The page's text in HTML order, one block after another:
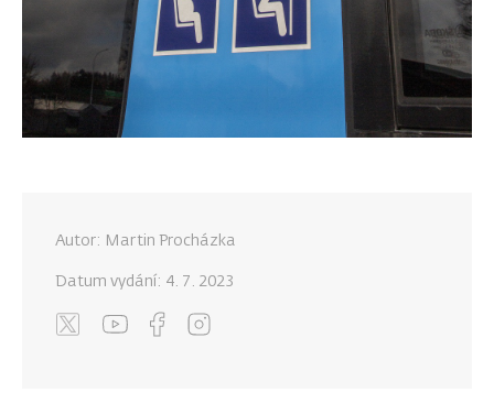
Autor: Martin Procházka
Datum vydání: 4. 7. 2023